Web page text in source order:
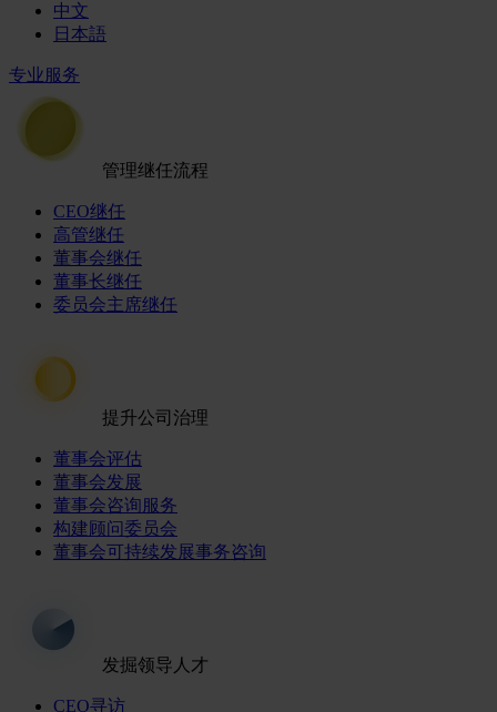
中文
日本語
专业服务
管理继任流程
CEO继任
高管继任
董事会继任
董事长继任
委员会主席继任
提升公司治理
董事会评估
董事会发展
董事会咨询服务
构建顾问委员会
董事会可持续发展事务咨询
发掘领导人才
CEO寻访